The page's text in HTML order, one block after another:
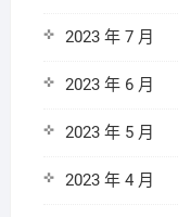
2023 年 7 月
2023 年 6 月
2023 年 5 月
2023 年 4 月